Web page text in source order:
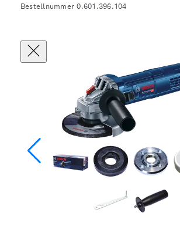
Bestellnummer 0.601.396.104